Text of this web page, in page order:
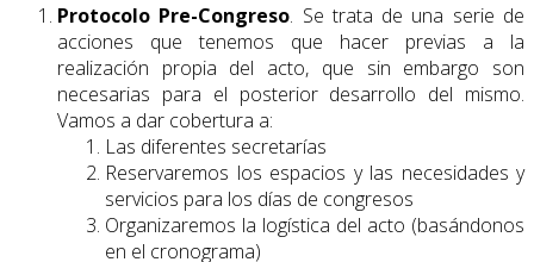
Protocolo Pre-Congreso. Se trata de una serie de
acciones que tenemos que hacer previas a la
realización propia del acto, que sin embargo son
necesarias para el posterior desarrollo del mismo.
Vamos a dar cobertura a:
Las diferentes secretarías
Reservaremos los espacios y las necesidades y
servicios para los días de congresos
Organizaremos la logística del acto (basándonos
en el cronograma)